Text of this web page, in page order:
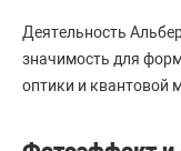
Деятельность
значимость для
оптики и квантовой